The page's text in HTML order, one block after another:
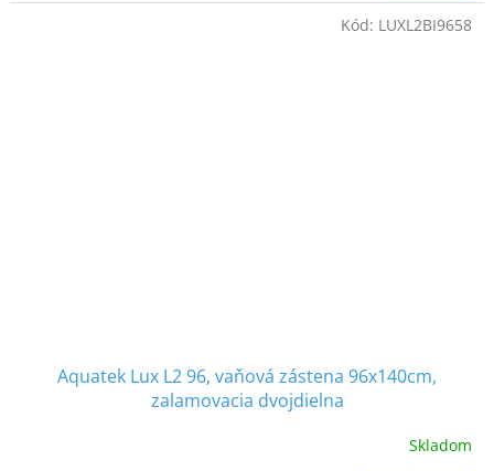
Aquatek Lux L2 96, vaňová zástena 96x140cm,
zalamovacia dvojdielna
Skladom
Kód: LUXL2BI9658